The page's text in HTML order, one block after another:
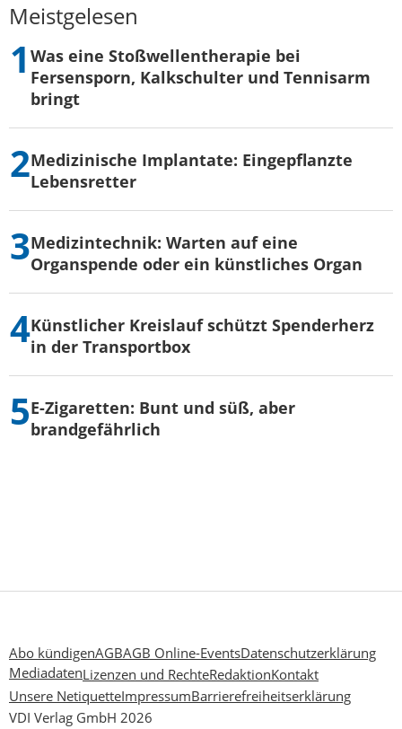
Meistgelesen
Was eine Stoßwellentherapie bei
Fersensporn, Kalkschulter und Tennisarm
bringt
Medizinische Implantate: Eingepflanzte
Lebensretter
Medizintechnik: Warten auf eine
Organspende oder ein künstliches Organ
Künstlicher Kreislauf schützt Spenderherz
in der Transportbox
E-Zigaretten: Bunt und süß, aber
brandgefährlich
Abo kündigenAGBAGB Online-EventsDatenschutzerklärung
MediadatenLizenzen und RechteRedaktionKontakt
Unsere NetiquetteImpressumBarrierefreiheitserklärung
VDI Verlag GmbH 2026